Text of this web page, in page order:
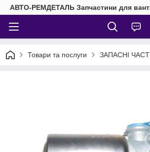
АВТО-РЕМДЕТАЛЬ Запчастини для
Товари та послуги ЗАПАСНІ